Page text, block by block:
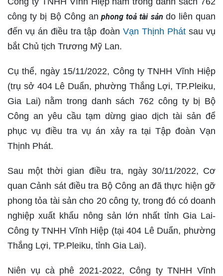
công ty bị Bộ Công an phong toả tài sản do liên quan
đến vụ án điều tra tập đoàn Vạn Thịnh Phát sau vụ
bắt Chủ tịch Trương Mỹ Lan.
Cụ thể, ngày 15/11/2022, Công ty TNHH Vĩnh Hiệp
(trụ sở 404 Lê Duẩn, phường Thắng Lợi, TP.Pleiku,
Gia Lai) nằm trong danh sách 762 công ty bị Bộ
Công an yêu cầu tạm dừng giao dịch tài sản để
phục vụ điều tra vụ án xảy ra tại Tập đoàn Vạn
Thịnh Phát.
Sau một thời gian điều tra, ngày 30/11/2022, Cơ
quan Cảnh sát điều tra Bộ Công an đã thực hiện gỡ
phong tỏa tài sản cho 20 công ty, trong đó có doanh
nghiệp xuất khẩu nông sản lớn nhất tỉnh Gia Lai-
Công ty TNHH Vĩnh Hiệp (tại 404 Lê Duẩn, phường
Thắng Lợi, TP.Pleiku, tỉnh Gia Lai).
Niên vụ cà phê 2021-2022, Công ty TNHH Vĩnh